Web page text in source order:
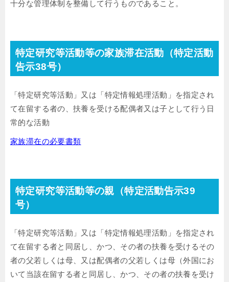
十分な管理体制を整備して行うものであること。
特定研究等活動等の家族滞在活動（特定活動
告示38号）
「特定研究等活動」又は「特定情報処理活動」を指定され
て在留する者の、扶養を受ける配偶者又は子として行う日
常的な活動
家族滞在の必要書類
特定研究等活動等の親（特定活動告示39
号）
「特定研究等活動」又は「特定情報処理活動」を指定され
て在留する者と同居し、かつ、その者の扶養を受けるその
者の父若しくは母、又は配偶者の父若しくは母（外国にお
いて当該在留する者と同居し、かつ、その者の扶養を受け